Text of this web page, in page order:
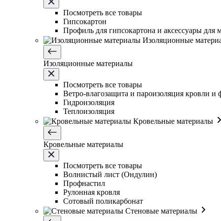
Посмотреть все товары
Гипсокартон
Профиль для гипсокартона и аксессуары для
Изоляционные
Изоляционные материалы
Посмотреть все товары
Ветро-влагозащита и пароизоляция кровли и
Гидроизоляция
Теплоизоляция
Кровельные материалы
Кровельные материалы
Посмотреть все товары
Волнистый лист (Ондулин)
Профнастил
Рулонная кровля
Сотовый поликарбонат
Стеновые материалы